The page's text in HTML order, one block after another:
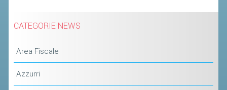
CATEGORIE NEWS
Area Fiscale
Azzurri
TESSERAMENTO